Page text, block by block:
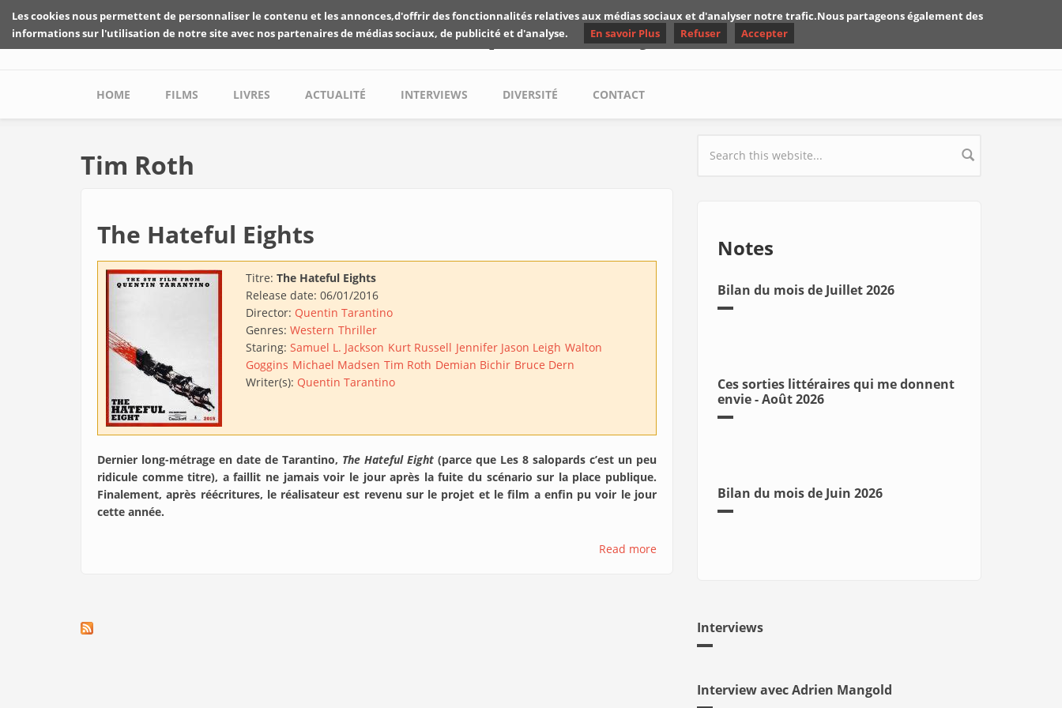
Skip to main content
Les critiques de Yuyine
Main menu
HOME FILMS LIVRES ACTUALITÉ INTERVIEWS DIVERSITÉ CONTACT
Tim Roth
The Hateful Eights
Titre: The Hateful Eights
Release date: 06/01/2016
Director: Quentin Tarantino
Genres: Western Thriller
Staring: Samuel L. Jackson Kurt Russell Jennifer Jason Leigh Walton
Goggins Michael Madsen Tim Roth Demian Bichir Bruce Dern
Writer(s): Quentin Tarantino
Dernier long-métrage en date de Tarantino, The Hateful Eight (parce que Les 8 salopards c’est un peu
ridicule comme titre), a faillit ne jamais voir le jour après la fuite du scénario sur la place publique.
Finalement, après réécritures, le réalisateur est revenu sur le projet et le film a enfin pu voir le jour
cette année.
Read more
Search form
Notes
Bilan du mois de Juillet 2026
Ces sorties littéraires qui me donnent
envie - Août 2026
Bilan du mois de Juin 2026
Interviews
Interview avec Adrien Mangold
Les cookies nous permettent de personnaliser le contenu et les annonces,d'offrir des fonctionnalités relatives aux médias sociaux et d'analyser notre trafic.Nous partageons également des
informations sur l'utilisation de notre site avec nos partenaires de médias sociaux, de publicité et d'analyse.
En savoir Plus Refuser Accepter